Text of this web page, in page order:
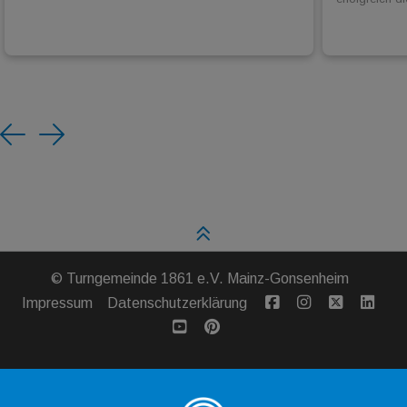
Previous
Next
© Turngemeinde 1861 e.V. Mainz-Gonsenheim
Impressum
Datenschutzerklärung